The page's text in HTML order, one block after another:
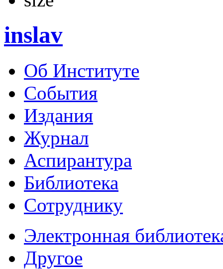
inslav
Об Институте
События
Издания
Журнал
Аспирантура
Библиотека
Сотруднику
Электронная
Другое